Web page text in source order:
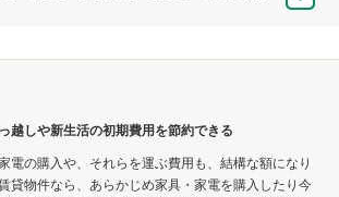
越しや新生活の初期費用を節約できる
電の購入や、それらを運ぶ費用も、結構な額になり
貸物件なら、あらかじめ家具・家電を購入したり今